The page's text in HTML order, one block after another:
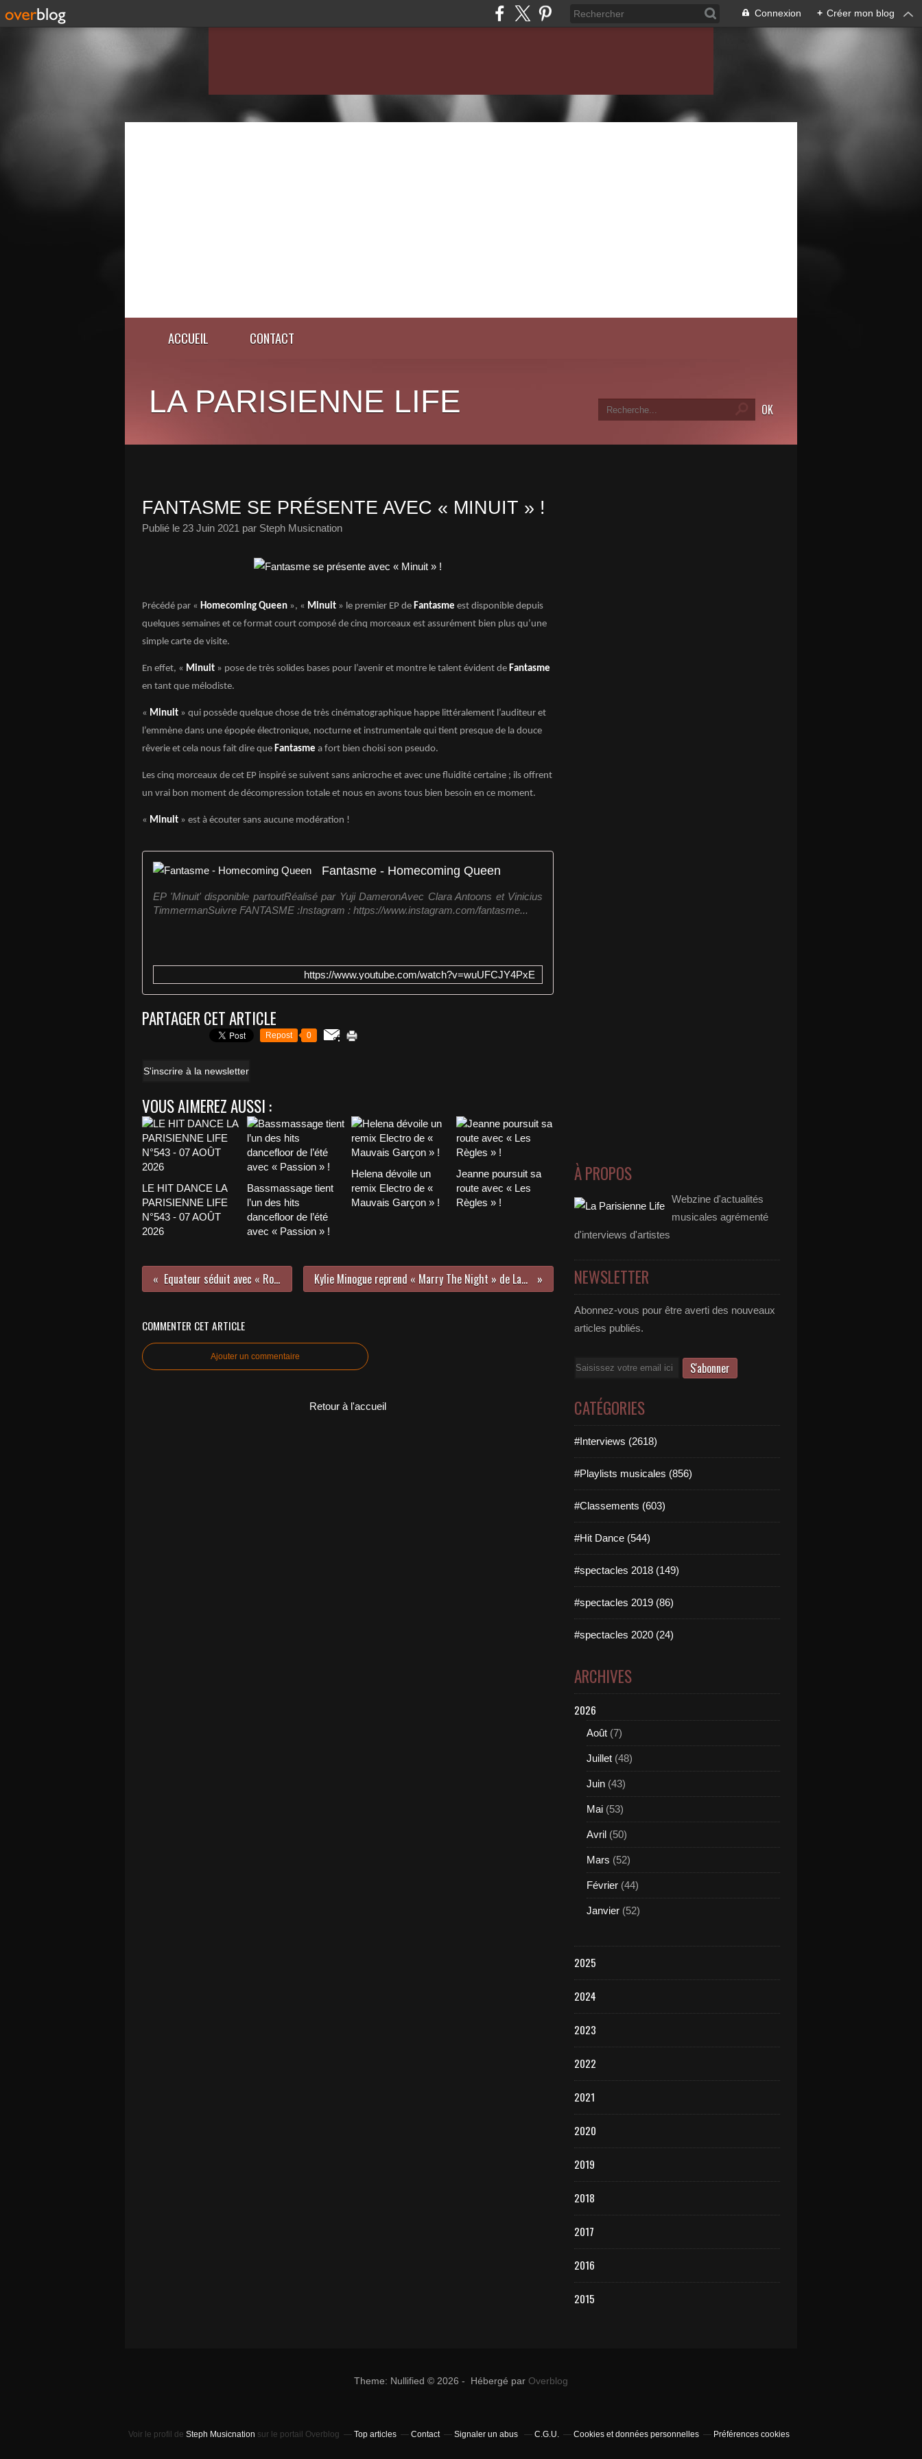
Connexion + Créer mon blog
ACCUEIL CONTACT
LA PARISIENNE LIFE
FANTASME SE PRÉSENTE AVEC « MINUIT » !
Publié le 23 Juin 2021 par Steph Musicnation
Précédé par « Homecoming Queen », « Minuit » le premier EP de Fantasme est disponible depuis
quelques semaines et ce format court composé de cinq morceaux est assurément bien plus qu’une
simple carte de visite.
En effet, « Minuit » pose de très solides bases pour l’avenir et montre le talent évident de Fantasme
en tant que mélodiste.
« Minuit » qui possède quelque chose de très cinématographique happe littéralement l’auditeur et
l’emmène dans une épopée électronique, nocturne et instrumentale qui tient presque de la douce
rêverie et cela nous fait dire que Fantasme a fort bien choisi son pseudo.
Les cinq morceaux de cet EP inspiré se suivent sans anicroche et avec une fluidité certaine ; ils offrent
un vrai bon moment de décompression totale et nous en avons tous bien besoin en ce moment.
« Minuit » est à écouter sans aucune modération !
Fantasme - Homecoming Queen
EP 'Minuit' disponible partoutRéalisé par Yuji DameronAvec Clara Antoons et Vinicius
TimmermanSuivre FANTASME :Instagram : https://www.instagram.com/fantasme...
https://www.youtube.com/watch?v=wuUFCJY4PxE
PARTAGER CET ARTICLE
Repost 0
S'inscrire à la newsletter
VOUS AIMEREZ AUSSI :
LE HIT DANCE LA
PARISIENNE LIFE
N°543 - 07 AOÛT
2026
Bassmassage tient
l’un des hits
dancefloor de l’été
avec « Passion » !
Helena dévoile un
remix Electro de «
Mauvais Garçon » !
Jeanne poursuit sa
route avec « Les
Règles » !
Equateur séduit avec « Rose » ! Kylie Minogue reprend « Marry The Night » de Lady Gaga !
COMMENTER CET ARTICLE
Ajouter un commentaire
Retour à l'accueil
À PROPOS
Webzine d'actualités
musicales agrémenté
d'interviews d'artistes
NEWSLETTER
Abonnez-vous pour être averti des nouveaux
articles publiés.
Email
CATÉGORIES
#Interviews (2618)
#Playlists musicales (856)
#Classements (603)
#Hit Dance (544)
#spectacles 2018 (149)
#spectacles 2019 (86)
#spectacles 2020 (24)
ARCHIVES
2026
Août (7)
Juillet (48)
Juin (43)
Mai (53)
Avril (50)
Mars (52)
Février (44)
Janvier (52)
2025
2024
2023
2022
2021
2020
2019
2018
2017
2016
2015
Theme: Nullified © 2026 - Hébergé par Overblog
Voir le profil de Steph Musicnation sur le portail Overblog Top articles Contact Signaler un abus C.G.U. Cookies et données personnelles Préférences cookies